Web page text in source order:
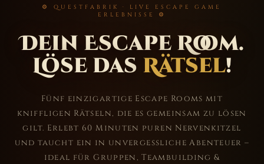
⚙ QUESTFABRIK · LIVE ESCAPE GAME
ERLEBNISSE ⚙
Dein Escape Room.
Löse das Rätsel!
Fünf einzigartige Escape Rooms mit
kniffligen Rätseln, die es gemeinsam zu lösen
gilt. Erlebt 60 Minuten puren Nervenkitzel
und taucht ein in unvergessliche Abenteuer –
ideal für Gruppen, Teambuilding &